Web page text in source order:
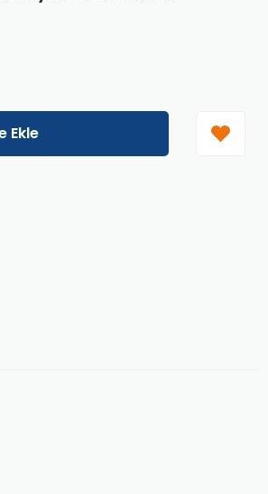
Ekle